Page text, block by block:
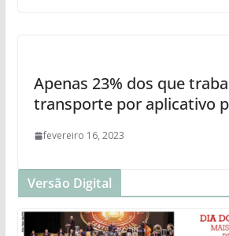
Apenas 23% dos que
transporte por aplicativo
fevereiro 16, 2023
Versão Digital